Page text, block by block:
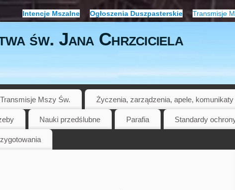
Intencje Mszalne Ogłoszenia Duszpasterskie Transmisje
św. Jana Chrzciciela
Transmisje Mszy Św. Życzenia, zarządzenia, apele,
Nauki przedślubne Parafia Standardy